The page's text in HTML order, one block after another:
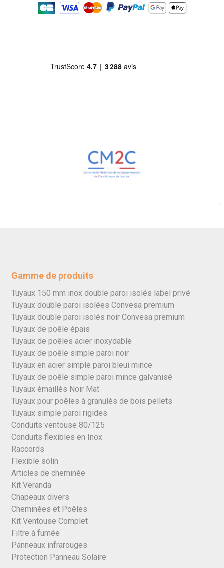
Gamme de produits
Tuyaux 150 mm inox double paroi isolés label privé
Tuyaux double paroi isolées Convesa premium
Tuyaux double paroi isolés noir Convesa premium
Tuyaux de poêle épais
Tuyaux de poêles acier inoxydable
Tuyaux de poêle simple paroi noir
Tuyaux en acier simple paroi bleui mince
Tuyaux de poêle simple paroi mince galvanisé
Tuyaux émaillés Noir Mat
Tuyaux pour poêles à granulés de bois pellets
Tuyaux simple paroi rigides
Conduits ventouse 80/125
Conduits flexibles en Inox
Raccords
Flexible solin
Articles de cheminée
Kit Veranda
Chapeaux divers
Cheminées et Poêles
Kit Ventouse Complet
Filtre à fumée
Panneaux infrarouges
Protection Panneau Solaire